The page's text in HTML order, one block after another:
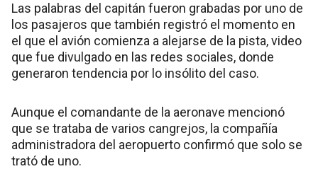
Las palabras del capitán fueron grabadas por uno de
los pasajeros que también registró el momento en
el que el avión comienza a alejarse de la pista, video
que fue divulgado en las redes sociales, donde
generaron tendencia por lo insólito del caso.
Aunque el comandante de la aeronave mencionó
que se trataba de varios cangrejos, la compañía
administradora del aeropuerto confirmó que solo se
trató de uno.